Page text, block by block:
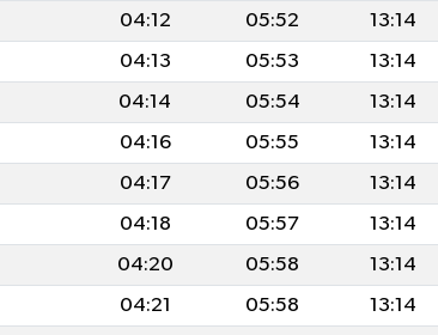
04:12 05:52 13:14
04:13 05:53 13:14
04:14 05:54 13:14
04:16 05:55 13:14
04:17 05:56 13:14
04:18 05:57 13:14
04:20 05:58 13:14
04:21 05:58 13:14